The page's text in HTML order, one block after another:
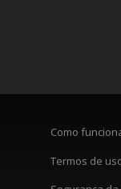
Como
Termos de